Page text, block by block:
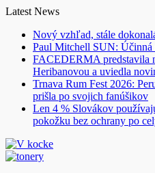
Skip
content
Latest News
Nový vzhľad, stále
Paul Mitchell SUN: Účinná
FACEDERMA predstavila
Heribanovou a uviedla
Trnava Rum Fest 2026:
prišla po svojich fanúšikov
Len 4 % Slovákov
pokožku bez ochrany po